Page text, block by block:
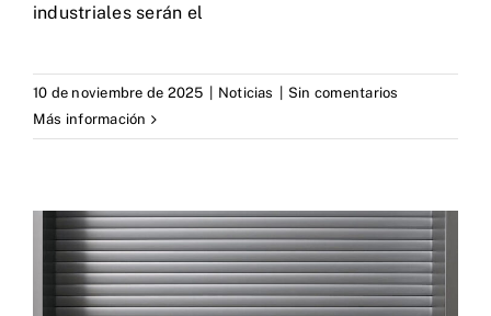
industriales serán el
10 de noviembre de 2025 Noticias
Sin comentarios
Más información